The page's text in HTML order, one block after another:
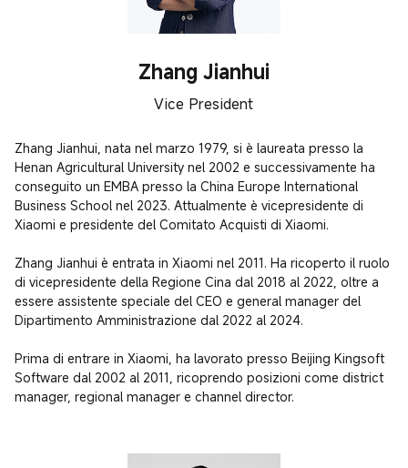
Zhang Jianhui
Vice President
Zhang Jianhui, nata nel marzo 1979, si è laureata presso la
Henan Agricultural University nel 2002 e successivamente ha
conseguito un EMBA presso la China Europe International
Business School nel 2023. Attualmente è vicepresidente di
Xiaomi e presidente del Comitato Acquisti di Xiaomi.
Zhang Jianhui è entrata in Xiaomi nel 2011. Ha ricoperto il ruolo
di vicepresidente della Regione Cina dal 2018 al 2022, oltre a
essere assistente speciale del CEO e general manager del
Dipartimento Amministrazione dal 2022 al 2024.
Prima di entrare in Xiaomi, ha lavorato presso Beijing Kingsoft
Software dal 2002 al 2011, ricoprendo posizioni come district
manager, regional manager e channel director.